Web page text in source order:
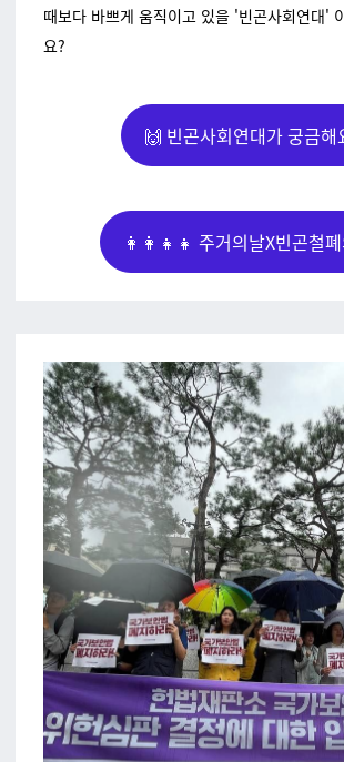
때보다 바쁘게 움직이고 있을 '빈곤사회연대'
요?
🙌 빈곤사회연대가 궁금해
👩‍👩‍👧‍👧 주거의날X빈곤철